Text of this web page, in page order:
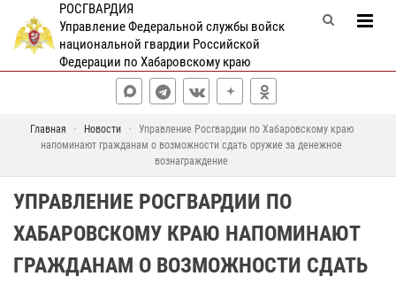
РОСГВАРДИЯ
Управление Федеральной службы войск
национальной гвардии Российской
Федерации по Хабаровскому краю
Главная Новости
Управление Росгвардии по Хабаровскому краю
напоминают гражданам о возможности сдать оружие за денежное
вознаграждение
УПРАВЛЕНИЕ РОСГВАРДИИ ПО
ХАБАРОВСКОМУ КРАЮ НАПОМИНАЮТ
ГРАЖДАНАМ О ВОЗМОЖНОСТИ СДАТЬ